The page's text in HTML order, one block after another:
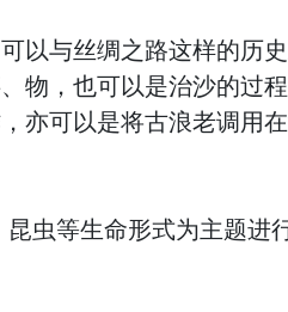
以与丝绸之路这样的历
物，也可以是治沙的过程
亦可以是将古浪老调用在
虫等生命形式为主题进